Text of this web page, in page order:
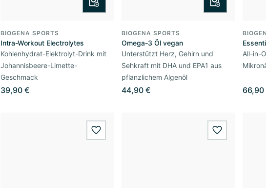
BIOGENA SPORTS
Intra-Workout Electrolytes
Kohlenhydrat-Elektrolyt-Drink mit
Johannisbeere-Limette-
Geschmack
39,90 €
BIOGENA SPORTS
Omega-3 Öl vegan
Unterstützt Herz, Gehirn und
Sehkraft mit DHA und EPA1 aus
pflanzlichem Algenöl
44,90 €
All-in-
66,90
wishlist.add wishlist.add